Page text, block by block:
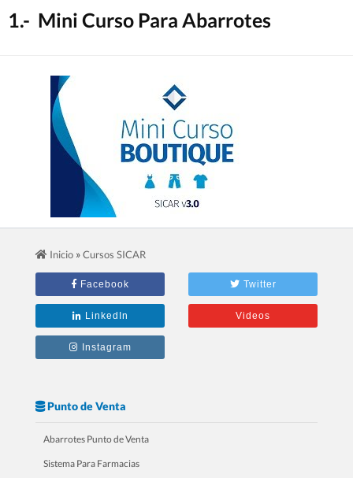
1.- Mini Curso Para Abarrotes
3.- Mini Curso Para Zapaterías
Inicio »Cursos SICAR
Facebook Twitter
LinkedIn Videos
Instagram
Punto de Venta
Abarrotes Punto de Venta
Sistema Para Farmacias